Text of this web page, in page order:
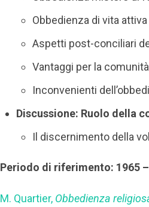
Obbedienza di vita attiva
Aspetti post-conciliari
Vantaggi per la
Inconvenienti
Discussione: Ruolo della
Il discernimento della
Periodo di riferimento: 1965
M. Quartier, Obbedienza